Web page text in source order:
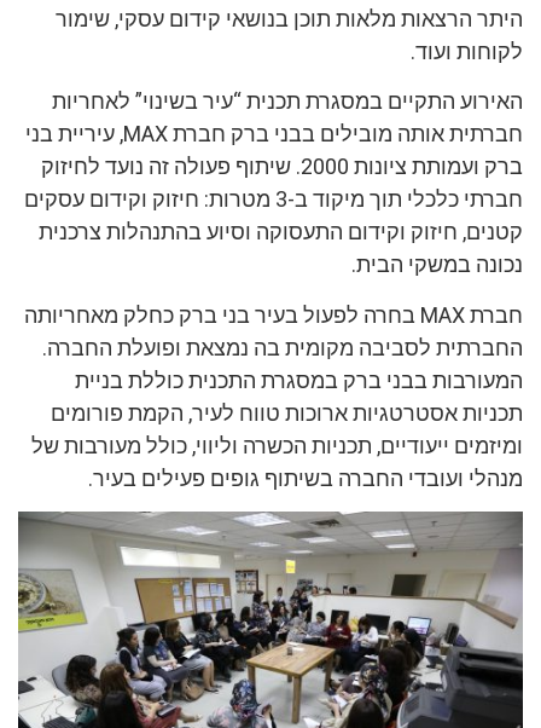
היתר הרצאות מלאות תוכן בנושאי קידום עסקי, שימור
לקוחות ועוד.
האירוע התקיים במסגרת תכנית “עיר בשינוי” לאחריות
חברתית אותה מובילים בבני ברק חברת MAX, עיריית בני
ברק ועמותת ציונות 2000. שיתוף פעולה זה נועד לחיזוק
חברתי כלכלי תוך מיקוד ב-3 מטרות: חיזוק וקידום עסקים
קטנים, חיזוק וקידום התעסוקה וסיוע בהתנהלות צרכנית
נכונה במשקי הבית.
חברת MAX בחרה לפעול בעיר בני ברק כחלק מאחריותה
החברתית לסביבה מקומית בה נמצאת ופועלת החברה.
המעורבות בבני ברק במסגרת התכנית כוללת בניית
תכניות אסטרטגיות ארוכות טווח לעיר, הקמת פורומים
ומיזמים ייעודיים, תכניות הכשרה וליווי, כולל מעורבות של
מנהלי ועובדי החברה בשיתוף גופים פעילים בעיר.